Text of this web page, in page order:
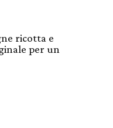
ricotta e
per un